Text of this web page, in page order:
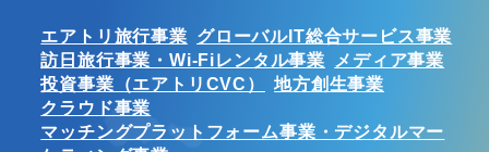
エアトリ旅行事業 グローバルIT総合サービス事業
訪日旅行事業・Wi-Fiレンタル事業
メディア事業
投資事業（エアトリCVC）
地方創生事業
クラウド事業
マッチングプラットフォーム事業・デジタルマー